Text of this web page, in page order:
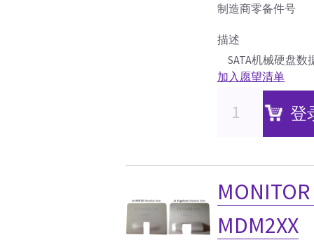
制造商零备件号
描述
SATA机械硬盘数
加入愿望清单
登
MONITOR
MDM2XX